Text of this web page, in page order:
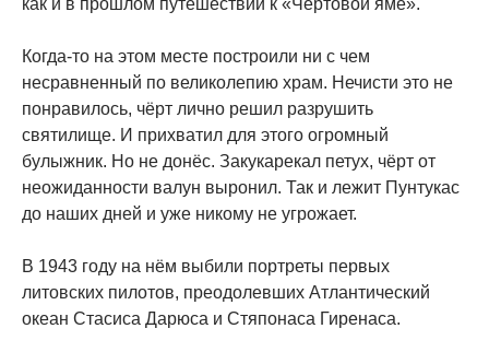
как и в прошлом путешествии к «Чёртовой яме».
Когда-то на этом месте построили ни с чем
несравненный по великолепию храм. Нечисти это не
понравилось, чёрт лично решил разрушить
святилище. И прихватил для этого огромный
булыжник. Но не донёс. Закукарекал петух, чёрт от
неожиданности валун выронил. Так и лежит Пунтукас
до наших дней и уже никому не угрожает.
В 1943 году на нём выбили портреты первых
литовских пилотов, преодолевших Атлантический
океан Стасиса Дарюса и Стяпонаса Гиренаса.